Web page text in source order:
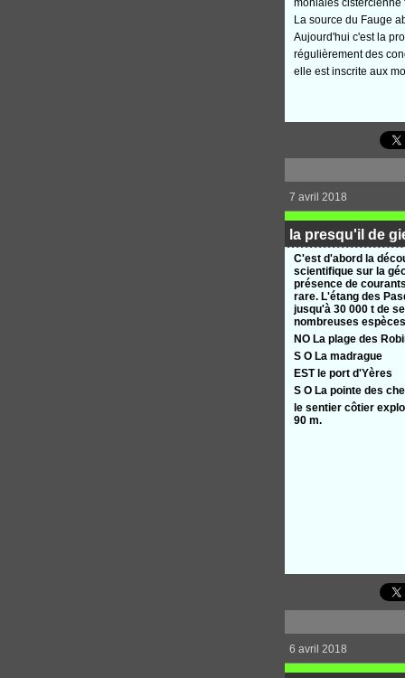
moniales cistercienne
La source du Fauge
Aujourd'hui c'est la
régulièrement des
elle est inscrite aux
7 avril 2018
la presqu'il de
C'est d'abord la
scientifique sur la
présence de
rare. L'étang des
jusqu'à 30 000 t de
nombreuses
NO La plage des
S O La madrague
EST le port d'Yères
S O La pointe des
le sentier côtier
90 m.
6 avril 2018